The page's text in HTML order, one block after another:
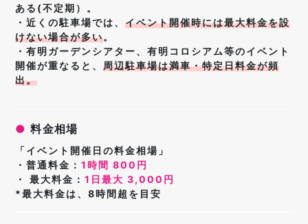
ある(不定期）。
・近くの駐車場では、イベント開催時には最大料金を設
けない場合が多い。
・有明ガーデンシアター、有明コロシアム等のイベント
開催が重なると、周辺駐車場は満車・特定日料金が頻
出。
● 料金相場
「イベント開催日の料金相場」
・普通料金：1時間 800円
・ 最大料金：1日最大 3,000円
*最大料金は、8時間超を目安